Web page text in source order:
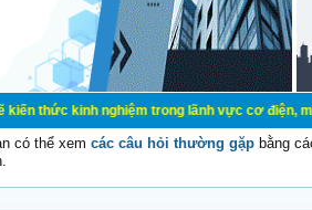
nghiệm trong lãnh vực cơ điện, mua bán,
có thể xem các câu hỏi thường gặp bằng